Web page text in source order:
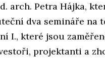
arch. Petra Hájka,
dva semináře na
I., které jsou
projektanti a